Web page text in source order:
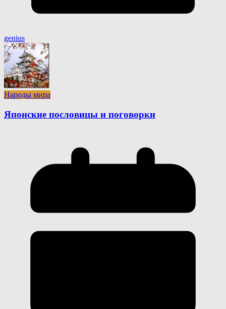
genius
Народы мира
Японские пословицы и поговорки